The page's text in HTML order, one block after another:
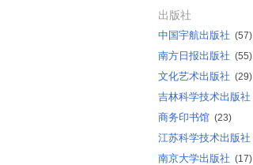
出版社
中国宇航出版社 (57)
南方日报出版社 (55)
文化艺术出版社 (29)
吉林科学技术出版社
商务印书馆 (23)
江苏科学技术出版社
南京大学出版社 (17)